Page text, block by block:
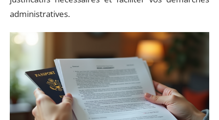
administratives.